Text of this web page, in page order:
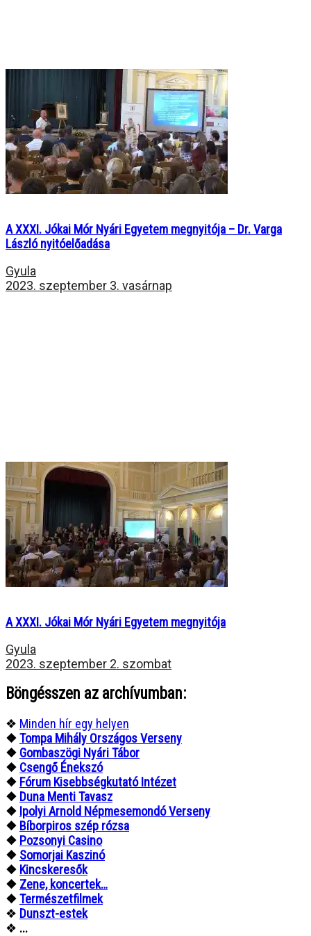
A XXXI. Jókai Mór Nyári Egyetem megnyitója – Dr. Varga
László nyitóelőadása
Gyula
2023. szeptember 3. vasárnap
A XXXI. Jókai Mór Nyári Egyetem megnyitója
Gyula
2023. szeptember 2. szombat
Böngésszen az archívumban:
❖ Minden hír egy helyen
❖Tompa Mihály Országos Verseny
❖ Gombaszögi Nyári Tábor
❖ Csengő Énekszó
❖ Fórum Kisebbségkutató Intézet
❖ Duna Menti Tavasz
❖ Ipolyi Arnold Népmesemondó Verseny
❖ Bíborpiros szép rózsa
❖ Pozsonyi Casino
❖ Somorjai Kaszinó
❖ Kincskeresők
❖ Zene, koncertek…
❖Természetfilmek
❖ Dunszt-estek
❖ ...